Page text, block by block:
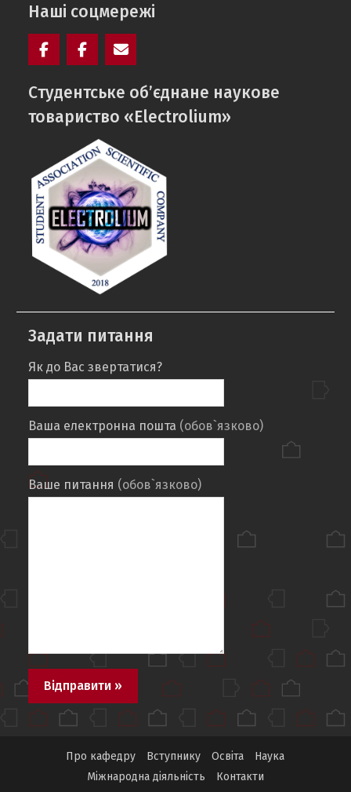
Наші соцмережі
кафедри
mail
Cтудентське об’єднане наукове
товариство «Electrolium»
Задати питання
Як до Вас звертатися?
Ваша електронна пошта (обов`язково)
Ваше питання (обов`язково)
Про кафедру Вступнику Освіта
Наука
Міжнародна діяльність
Контакти